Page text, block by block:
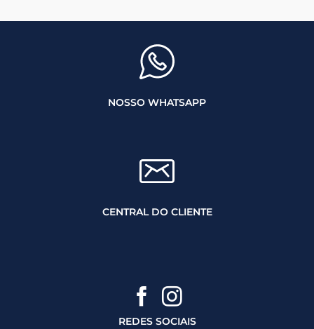
NOSSO WHATSAPP
CENTRAL DO CLIENTE
REDES SOCIAIS